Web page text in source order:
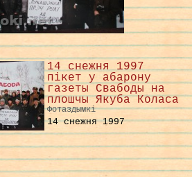
14 снежня 1997
пікет у абарону
газеты Свабоды на
плошчы Якуба Коласа
Фотаздымкі
14 снежня 1997